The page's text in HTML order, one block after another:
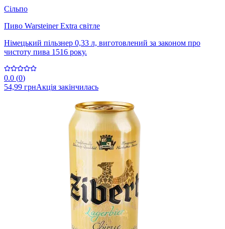
Сільпо
Пиво Warsteiner Extra світле
Німецький пільзнер 0,33 л, виготовлений за законом про
чистоту пива 1516 року.
0.0 (0)
54,99 грнАкція закінчилась